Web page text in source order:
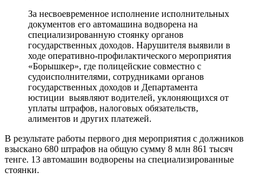
За несвоевременное исполнение исполнительных
документов его автомашина водворена на
специализированную стоянку органов
государственных доходов. Нарушителя выявили в
ходе оперативно-профилактического мероприятия
«Борышкер», где полицейские совместно с
судоисполнителями, сотрудниками органов
государственных доходов и Департамента
юстиции выявляют водителей, уклоняющихся от
уплаты штрафов, налоговых обязательств,
алиментов и других платежей.
В результате работы первого дня мероприятия с должников
взыскано 680 штрафов на общую сумму 8 млн 861 тысяч
тенге. 13 автомашин водворены на специализированные
стоянки.